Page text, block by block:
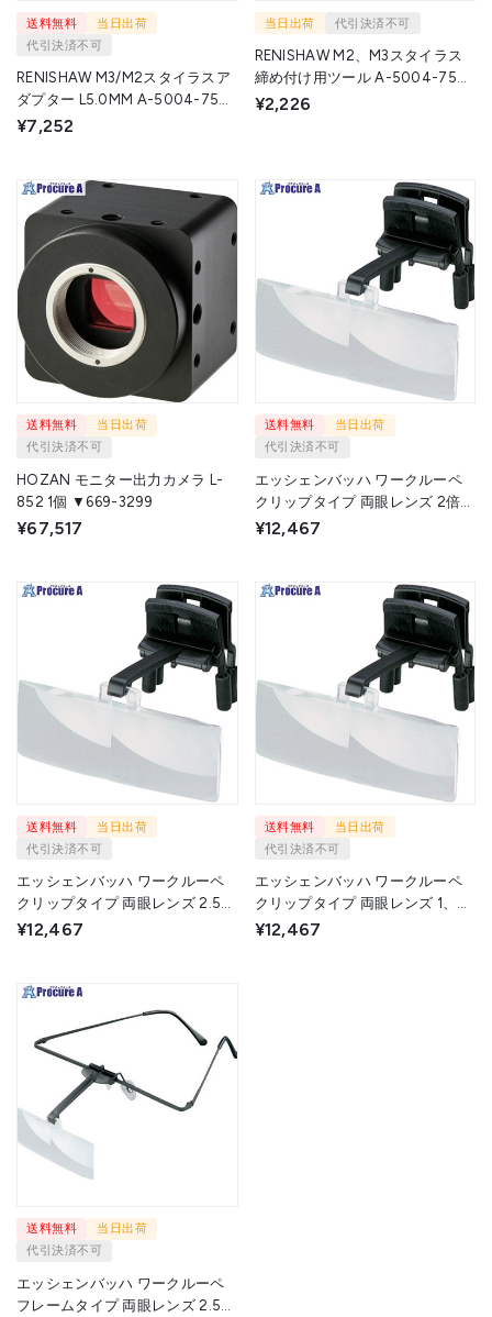
送料無料
当日出荷
代引決済不可
RENISHAW M3/M2スタイラスア
ダプター L5.0MM A-5004-7592
1個 ▼408-6128
¥7,252
当日出荷 代引決済不可
RENISHAW M2、M3スタイラス
締め付け用ツール A-5004-7582
1個 ▼408-6154
¥2,226
送料無料
当日出荷
代引決済不可
HOZAN モニター出力カメラ L-
852 1個 ▼669-3299
¥67,517
送料無料
当日出荷
代引決済不可
エッシェンバッハ ワークルーペ
クリップタイプ 両眼レンズ 2倍
1646-20 1個 ▼577-1023
¥12,467
送料無料
当日出荷
代引決済不可
エッシェンバッハ ワークルーペ
クリップタイプ 両眼レンズ 2.5倍
1646-25 1個 ▼577-1026
¥12,467
送料無料
当日出荷
代引決済不可
エッシェンバッハ ワークルーペ
クリップタイプ 両眼レンズ 1、7
¥12,467
送料無料
当日出荷
代引決済不可
エッシェンバッハ ワークルーペ
フレームタイプ 両眼レンズ 2.5倍